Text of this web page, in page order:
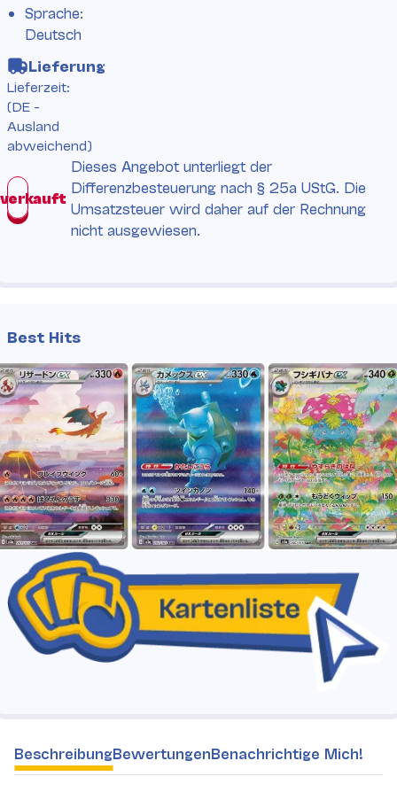
Best Hits
Sprache:
Deutsch
Lieferung
Lieferzeit:
(DE -
Ausland
abweichend)
Dieses Angebot unterliegt der
Differenzbesteuerung nach § 25a UStG. Die
Umsatzsteuer wird daher auf der Rechnung
nicht ausgewiesen.
weitere Registerkarten anzeigen
BeschreibungBewertungenBenachrichtige Mich!